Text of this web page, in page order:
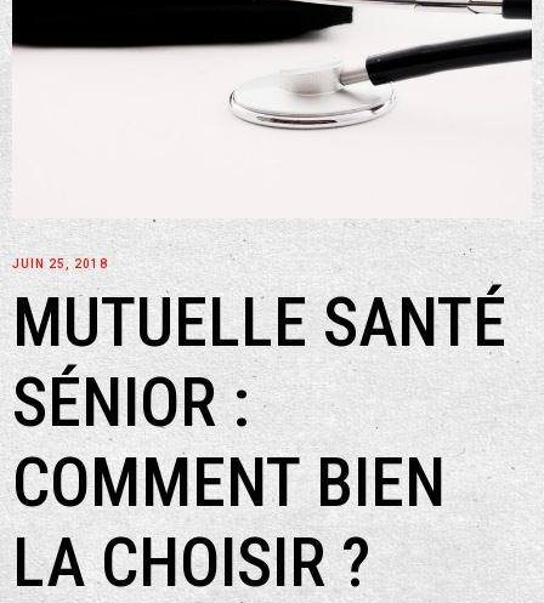
JUIN 25, 2018
MUTUELLE SANTÉ
SÉNIOR :
COMMENT BIEN
LA CHOISIR ?